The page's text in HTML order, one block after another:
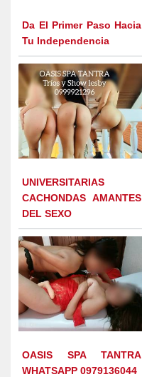
Da El Primer Paso Hacia
Tu Independencia
UNIVERSITARIAS
CACHONDAS AMANTES
DEL SEXO
OASIS SPA TANTRA
WHATSAPP 0979136044